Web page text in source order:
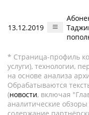
13.12.2019
* Страница-профиль
услуги), технологии,
на основе анализа
Обрабатываются
(новости, включая
аналитические